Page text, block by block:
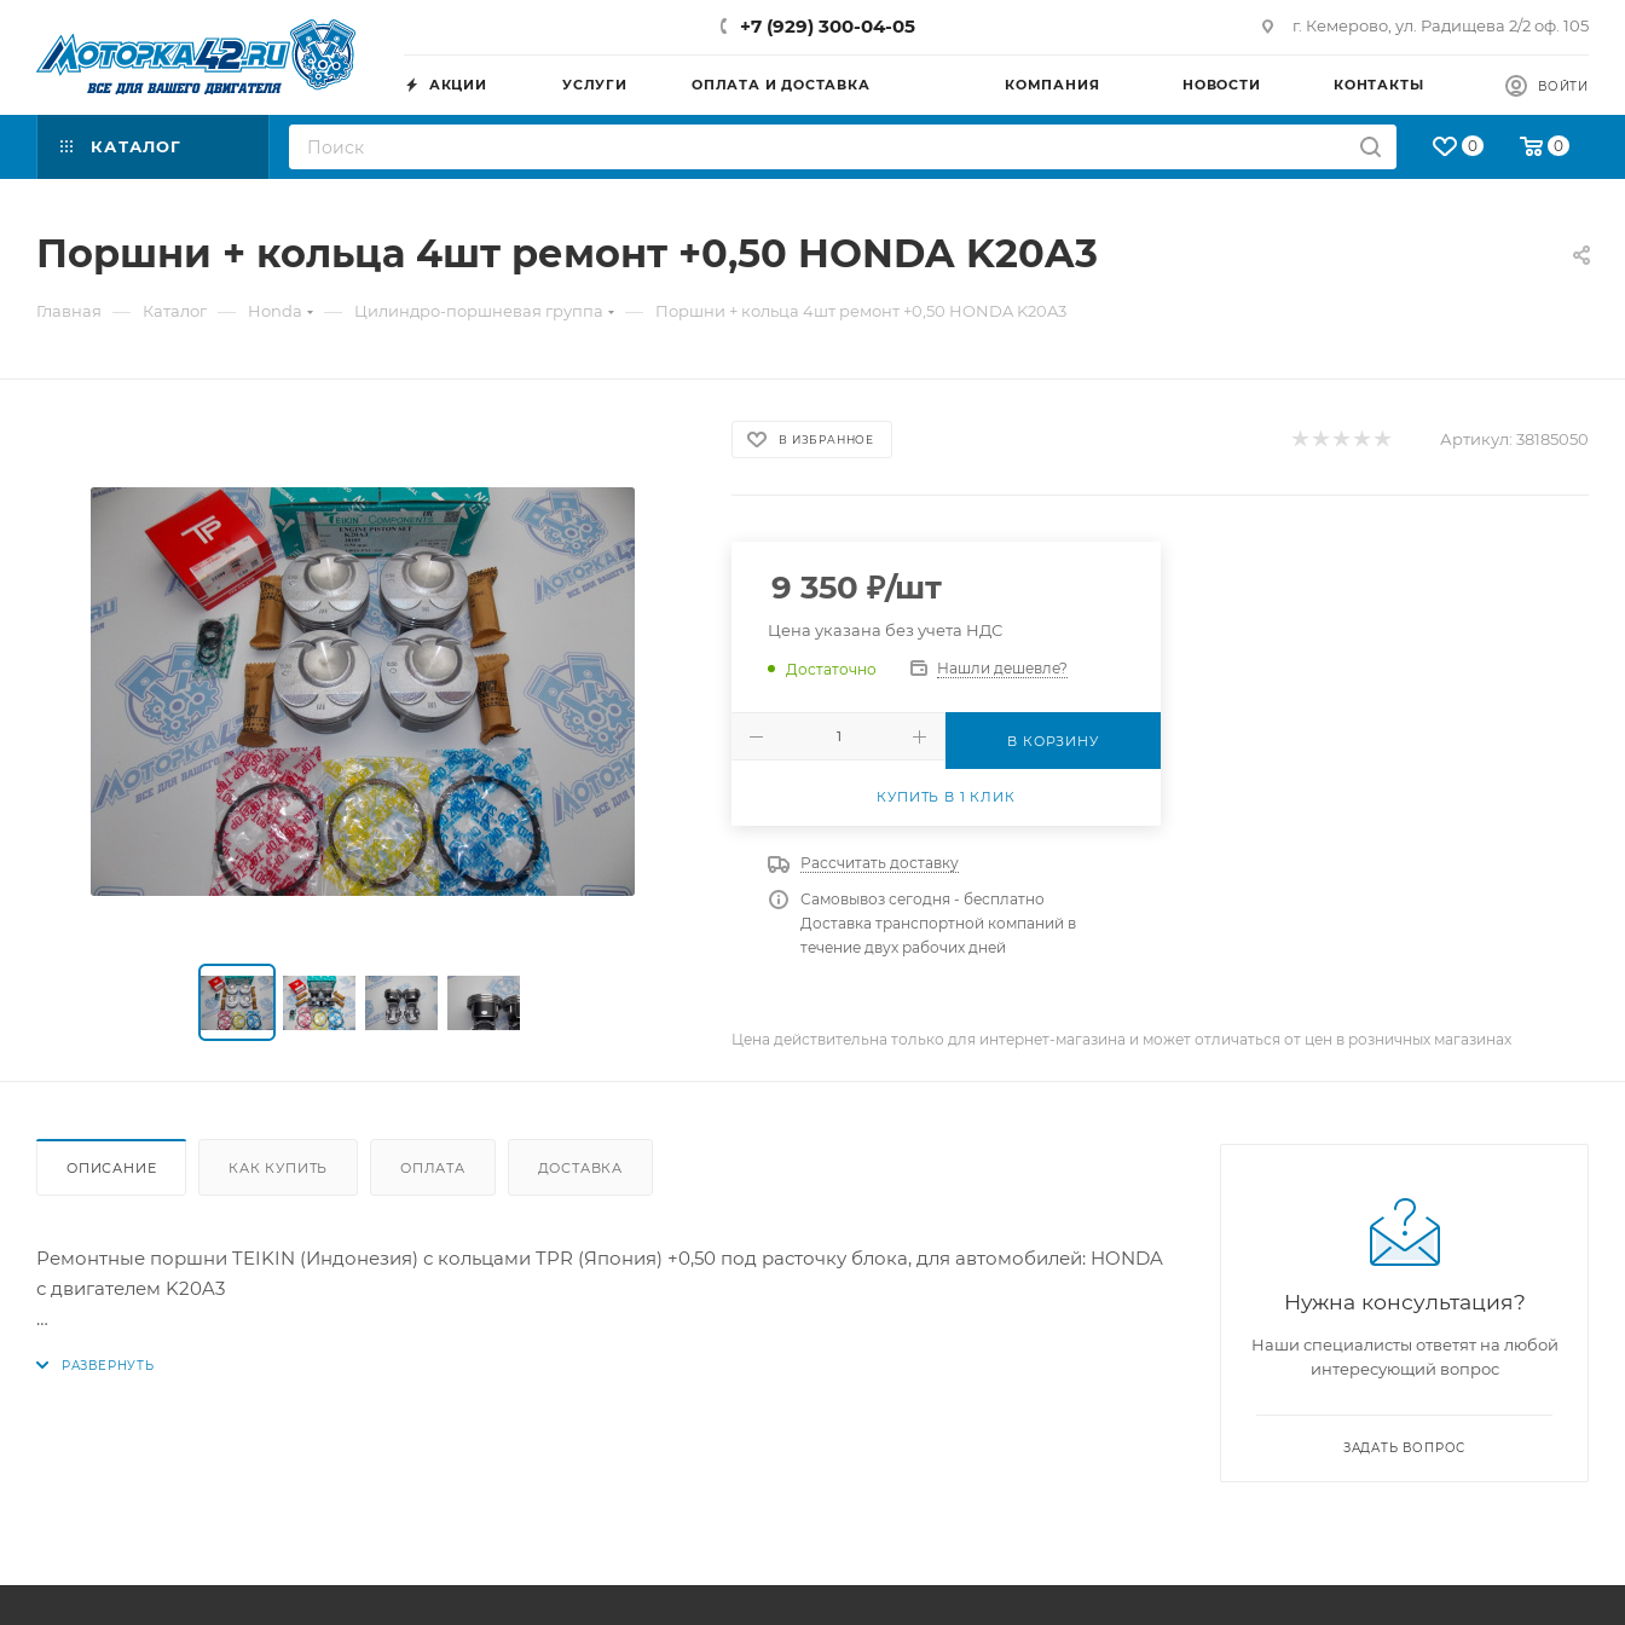
+7 (929) 300-04-05 г. Кемерово, ул. Радищева 2/2 оф. 105
АКЦИИ УСЛУГИ ОПЛАТА И ДОСТАВКА КОМПАНИЯ НОВОСТИ КОНТАКТЫ ВОЙТИ
КАТАЛОГ 0 0
Поршни + кольца 4шт ремонт +0,50 HONDA K20A3
Главная — Каталог — Honda — Цилиндро-поршневая группа — Поршни + кольца 4шт ремонт +0,50 HONDA K20A3
В ИЗБРАННОЕ Артикул: 38185050
9 350 ₽/шт
Цена указана без учета НДС
Достаточно Нашли дешевле?
В КОРЗИНУ
КУПИТЬ В 1 КЛИК
Рассчитать доставку
Самовывоз сегодня - бесплатно
Доставка транспортной компаний в
течение двух рабочих дней
Цена действительна только для интернет-магазина и может отличаться от цен в розничных магазинах
ОПИСАНИЕ КАК КУПИТЬ ОПЛАТА ДОСТАВКА
Ремонтные поршни TEIKIN (Индонезия) с кольцами TPR (Япония) +0,50 под расточку блока, для автомобилей: HONDA
с двигателем K20A3
Нужна консультация?
Наши специалисты ответят на любой
интересующий вопрос
ЗАДАТЬ ВОПРОС